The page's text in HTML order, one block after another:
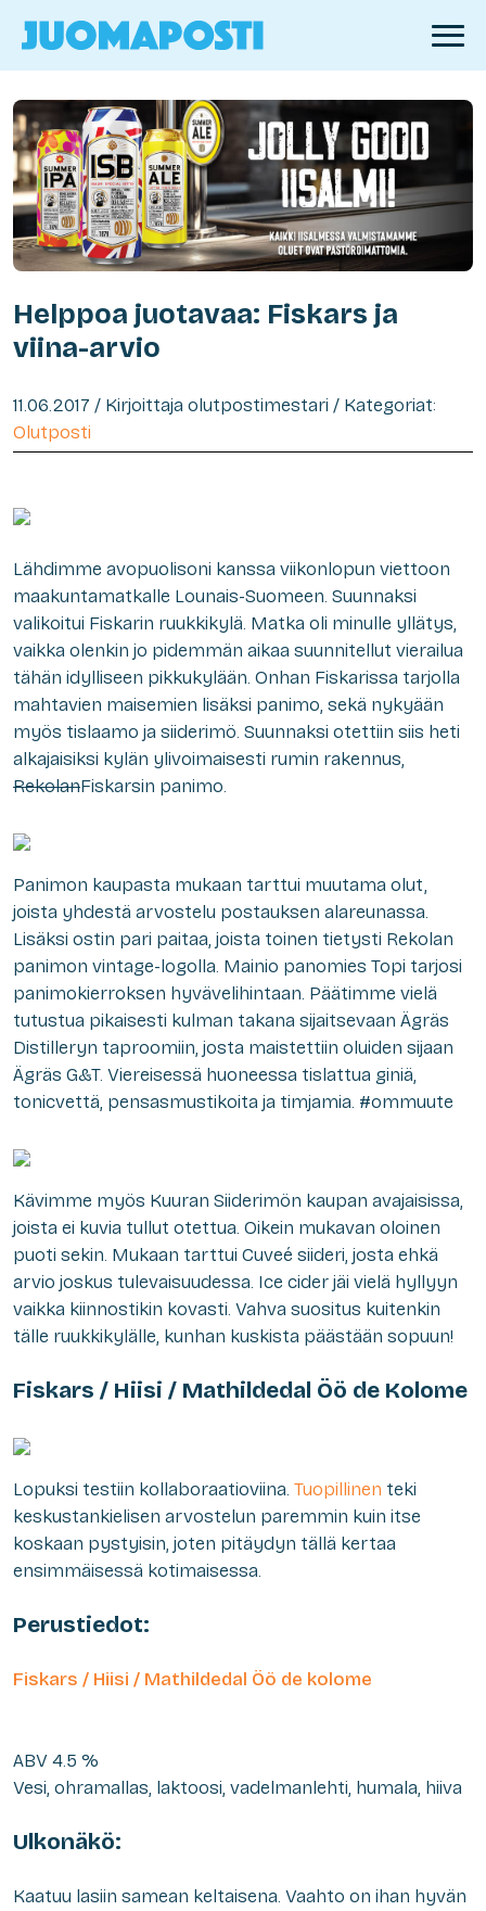
Helppoa juotavaa: Fiskars ja
viina-arvio
11.06.2017 / Kirjoittaja olutpostimestari / Kategoriat:
Olutposti
Lähdimme avopuolisoni kanssa viikonlopun viettoon
maakuntamatkalle Lounais-Suomeen. Suunnaksi
valikoitui Fiskarin ruukkikylä. Matka oli minulle yllätys,
vaikka olenkin jo pidemmän aikaa suunnitellut vierailua
tähän idylliseen pikkukylään. Onhan Fiskarissa tarjolla
mahtavien maisemien lisäksi panimo, sekä nykyään
myös tislaamo ja siiderimö. Suunnaksi otettiin siis heti
alkajaisiksi kylän ylivoimaisesti rumin rakennus,
RekolanFiskarsin panimo.
Panimon kaupasta mukaan tarttui muutama olut,
joista yhdestä arvostelu postauksen alareunassa.
Lisäksi ostin pari paitaa, joista toinen tietysti Rekolan
panimon vintage-logolla. Mainio panomies Topi tarjosi
panimokierroksen hyvävelihintaan. Päätimme vielä
tutustua pikaisesti kulman takana sijaitsevaan Ägräs
Distilleryn taproomiin, josta maistettiin oluiden sijaan
Ägräs G&T. Viereisessä huoneessa tislattua giniä,
tonicvettä, pensasmustikoita ja timjamia. #ommuute
Kävimme myös Kuuran Siiderimön kaupan avajaisissa,
joista ei kuvia tullut otettua. Oikein mukavan oloinen
puoti sekin. Mukaan tarttui Cuveé siideri, josta ehkä
arvio joskus tulevaisuudessa. Ice cider jäi vielä hyllyyn
vaikka kiinnostikin kovasti. Vahva suositus kuitenkin
tälle ruukkikylälle, kunhan kuskista päästään sopuun!
Fiskars / Hiisi / Mathildedal Öö de Kolome
Lopuksi testiin kollaboraatioviina. Tuopillinen teki
keskustankielisen arvostelun paremmin kuin itse
koskaan pystyisin, joten pitäydyn tällä kertaa
ensimmäisessä kotimaisessa.
Perustiedot:
Fiskars / Hiisi / Mathildedal Öö de kolome
ABV 4.5 %
Vesi, ohramallas, laktoosi, vadelmanlehti, humala, hiiva
Ulkonäkö:
Kaatuu lasiin samean keltaisena. Vaahto on ihan hyvän